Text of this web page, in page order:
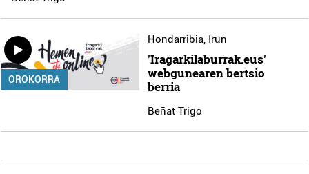
OROKORRA
Hondarribia, Irun
'Iragarkilaburrak.eus'
webgunearen bertsio
berria
Beñat Trigo